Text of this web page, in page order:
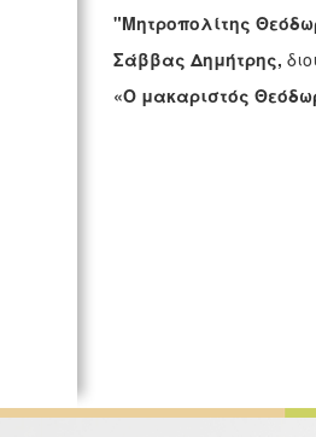
"Μητροπολίτης
Σάββας Δημήτρης,
«Ο μακαριστός